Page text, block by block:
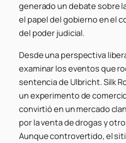
generado un debate sobre
el papel del gobierno en el
del poder judicial.
Desde una perspectiva
examinar los eventos que
sentencia de Ulbricht. Silk
un experimento de
convirtió en un mercado
por la venta de drogas y
Aunque controvertido, el